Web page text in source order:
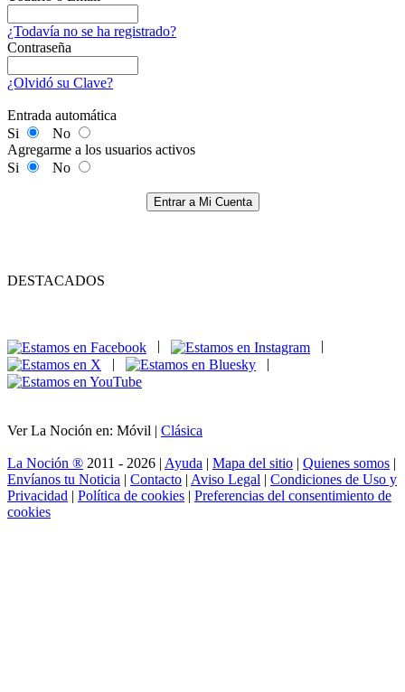
¿Todavía no se ha registrado?
Contraseña
¿Olvidó su Clave?
Entrada automática
Si
No
Agregarme a los usuarios activos
Si
No
Entrar a Mi Cuenta
DESTACADOS
|
|
Ver La Noción en: Móvil | Clásica
La Noción ® 2011 - 2026 | Ayuda | Mapa del sitio | Quienes somos |
Envíanos tu Noticia | Contacto | Aviso Legal | Condiciones de Uso y
Privacidad | Política de cookies | Preferencias del consentimiento de
cookies